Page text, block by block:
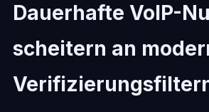
Dauerhafte VoIP-
scheitern an